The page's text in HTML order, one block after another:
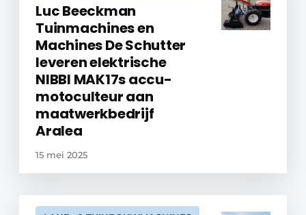
Luc Beeckman
Tuinmachines en
Machines De Schutter
leveren elektrische
NIBBI MAK17s accu-
motoculteur aan
maatwerkbedrijf
Aralea
15 mei 2025